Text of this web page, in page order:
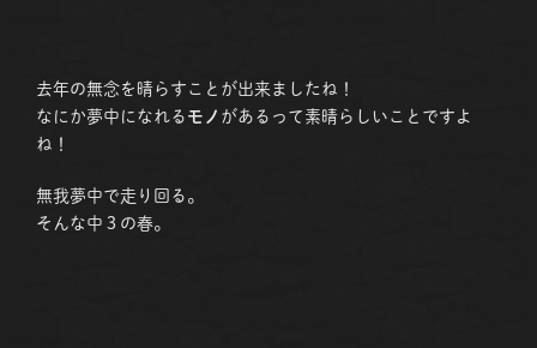
去年の無念を晴らすことが出来ましたね！
なにか夢中になれる モノ があるって素晴らしいことですよ
ね！
無我夢中で走り回る。
そんな中３の春。